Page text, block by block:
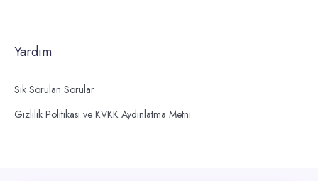
Yardım
Sık Sorulan Sorular
Gizlilik Politikası ve KVKK Aydınlatma Metni